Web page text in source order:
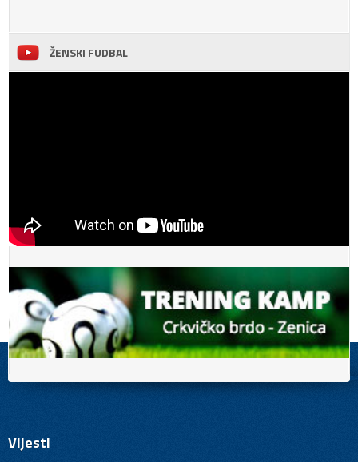
ŽENSKI FUDBAL
Vijesti